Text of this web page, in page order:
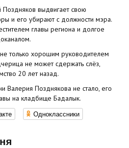
выдвигает свою
и его убирают с должности мэра.
главы региона и долгое
только хорошим руководителем
не может сдержать слёз,
20 лет назад.
Валерия Позднякова не стало, его
на кладбище Бадалык.
Одноклассники